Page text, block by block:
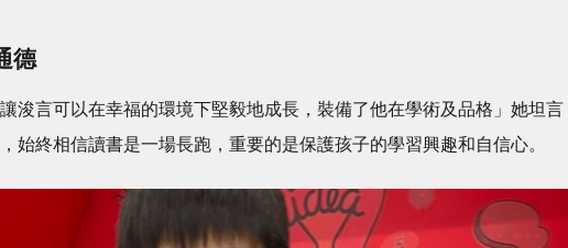
德
浚言可以在幸福的環境下堅毅地成長，裝備了他在學術及品格」她坦言
始終相信讀書是一場長跑，重要的是保護孩子的學習興趣和自信心。